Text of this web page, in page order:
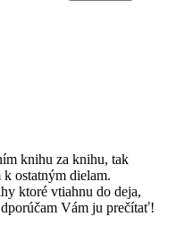
knihu za knihu, tak
k ostatným dielam.
ktoré vtiahnu do deja,
Vám ju prečítať!